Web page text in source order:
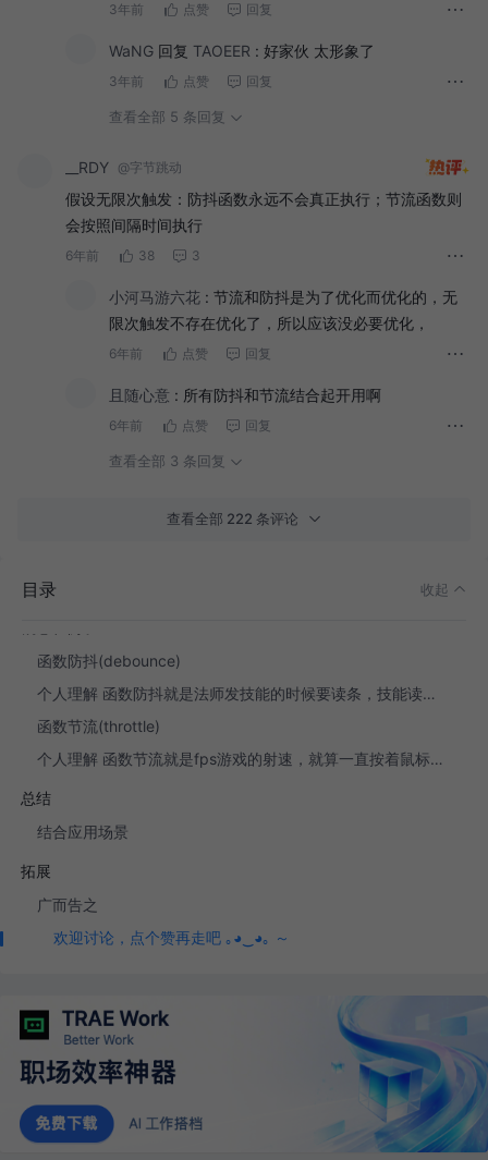
3年前 点赞 回复
WaNG 回复 TAOEER : 好家伙 太形象了
3年前 点赞 回复
查看全部 5 条回复
__RDY @字节跳动
假设无限次触发：防抖函数永远不会真正执行；节流函数则
会按照间隔时间执行
6年前 38 3
小河马游六花 : 节流和防抖是为了优化而优化的，无
限次触发不存在优化了，所以应该没必要优化，
6年前 点赞 回复
且随心意 : 所有防抖和节流结合起开用啊
6年前 点赞 回复
查看全部 3 条回复
查看全部 222 条评论
目录 收起
前言
函数防抖(debounce)
个人理解 函数防抖就是法师发技能的时候要读条，技能读条没完再按技能就会重新读条。
函数节流(throttle)
个人理解 函数节流就是fps游戏的射速，就算一直按着鼠标射击，也只会在规定射速内射出子弹。
总结
结合应用场景
拓展
广而告之
欢迎讨论，点个赞再走吧 ｡◕‿◕｡ ～